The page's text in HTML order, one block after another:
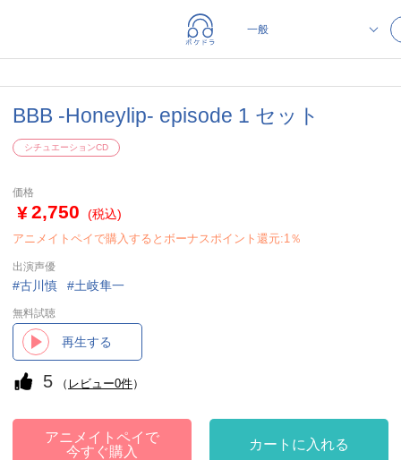
BBB -Honeylip- episode 1 セット
シチュエーションCD
価格
2,750 (税込)
アニメイトペイで購入するとボーナスポイント還元:1％
出演声優
古川慎 土岐隼一
無料試聴
再生する
5 （ レビュー0件）
アニメイトペイで
今すぐ購入
カートに入れる